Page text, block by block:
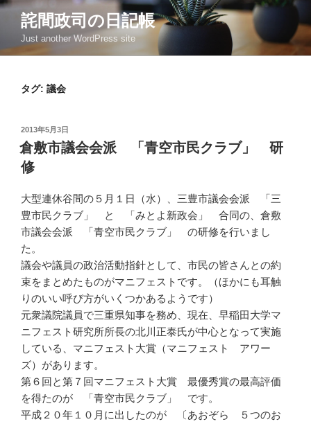
コ
ン
詫間政司の日記帳
Just another WordPress site
タグ: 議会
投
稿
日:
2013年5月3日
倉敷市議会会派 「青空市民クラブ」 研
修
大型連休谷間の５月１日（水）、三豊市議会会派 「三
豊市民クラブ」 と 「みとよ新政会」 合同の、倉敷
市議会会派 「青空市民クラブ」 の研修を行いまし
た。
議会や議員の政治活動指針として、市民の皆さんとの約
束をまとめたものがマニフェストです。（ほかにも耳触
りのいい呼び方がいくつかあるようです）
元衆議院議員で三重県知事を務め、現在、早稲田大学マ
ニフェスト研究所所長の北川正泰氏が中心となって実施
している、マニフェスト大賞（マニフェスト アワー
ズ）があります。
第６回と第７回マニフェスト大賞 最優秀賞の最高評価
を得たのが 「青空市民クラブ」 です。
平成２０年１０月に出したのが 〔あおぞら ５つのお